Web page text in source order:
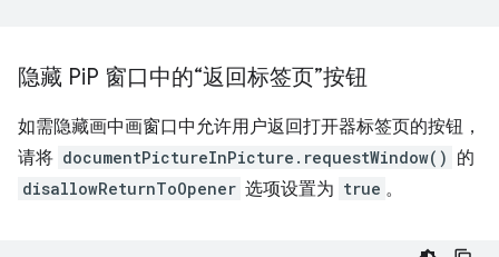
隐藏 PiP 窗口中的“返回标签页”按钮
如需隐藏画中画窗口中允许用户返回打开器标签页的按钮，
请将 documentPictureInPicture.requestWindow() 的
disallowReturnToOpener 选项设置为 true 。